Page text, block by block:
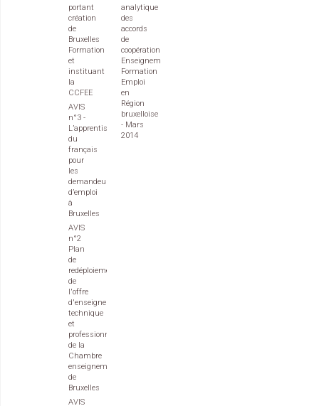
portant
création
de
Bruxelles
Formation
et
instituant
la
CCFEE
AVIS
n°3 -
L’apprentissage
du
français
pour
les
demandeurs
d’emploi
à
Bruxelles
AVIS
n°2
Plan
de
redéploiement
de
l'offre
d'enseignement
technique
et
professionnel
de la
Chambre
enseignement
de
Bruxelles
AVIS
analytique
des
accords
de
coopération
Enseignement
Formation
Emploi
en
Région
bruxelloise
- Mars
2014